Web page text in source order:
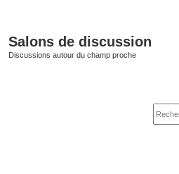
Salons de discussion
Discussions autour du champ proche